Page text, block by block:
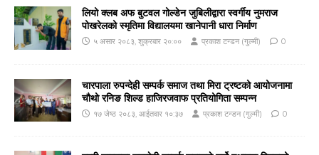
लियो क्लब अफ बुटवल गोल्डेन जुबिलीद्वारा स्वर्गीय नुमराज
पोखरेलको स्मृतिमा विद्यालयमा खानेपानी धारा निर्माण
५ असार २०८३, शुक्रबार २०:०० प्रकाश टन्डन (गुल्मी) 0
चारपाला रुपन्देही सम्पर्क समाज तथा मिरा ट्रष्टको आयोजनामा
चौथो रनिङ शिल्ड हाजिरजवाफ प्रतियोगिता सम्पन्न
१७ जेष्ठ २०८३, आईतवार १०:३७ प्रकाश टन्डन (गुल्मी) 0